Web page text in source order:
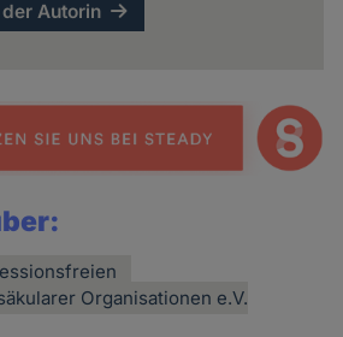
Autorin
Organisationen e.V.